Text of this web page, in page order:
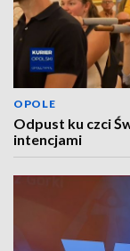
OPOLE
Odpust ku czci
intencjami